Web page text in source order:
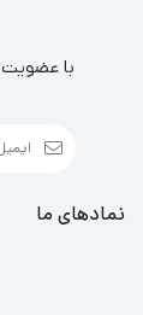
با عضویت
نمادهای ما